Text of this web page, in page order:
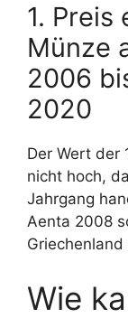
1. Preis
Münze
2006
2020
Der Wert der
nicht hoch,
Jahrgang
Aenta 2008
Wie